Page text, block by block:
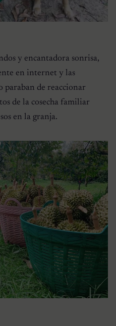
y encantadora sonrisa,
en internet y las
paraban de reaccionar
de la cosecha familiar
en la granja.